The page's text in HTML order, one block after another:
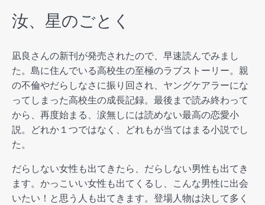
汝、星のごとく
凪良さんの新刊が発売されたので、早速読んでみまし
た。島に住んでいる高校生の至極のラブストーリー。親
の不倫やだらしなさに振り回され、ヤングケアラーにな
ってしまった高校生の成長記録。最後まで読み終わって
から、再度始まる、涙無しには読めない最高の恋愛小
説。どれか１つではなく、どれもが当てはまる小説でし
た。
だらしない女性も出てきたら、だらしない男性も出てき
ます。かっこいい女性も出てくるし、こんな男性に出会
いたい！と思う人も出てきます。登場人物は決して多く